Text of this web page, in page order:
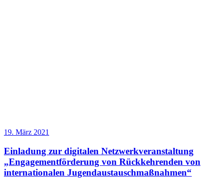
19. März 2021
Einladung zur digitalen Netzwerkveranstaltung
„Engagementförderung von Rückkehrenden von
internationalen Jugendaustauschmaßnahmen“